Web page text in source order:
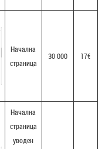
Начална
страница
30 000 17€
Начална
страница
уводен